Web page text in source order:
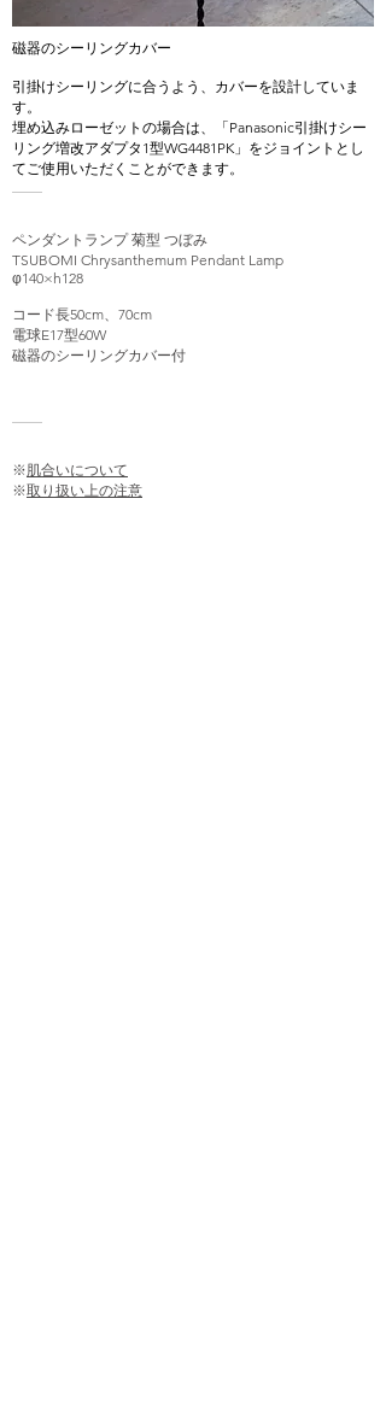
磁器のシーリングカバー
引掛けシーリングに合うよう、カバーを設計していま
す。
埋め込みローゼットの場合は、「Panasonic引掛けシー
リング増改アダプタ1型WG4481PK」をジョイントとし
てご使用いただくことができます。
ペンダントランプ 菊型 つぼみ
TSUBOMI Chrysanthemum Pendant Lamp
φ140×h128
コード長50cm、70cm
電球E17型60W
磁器のシーリングカバー付
※肌合いについて
※取り扱い上の注意